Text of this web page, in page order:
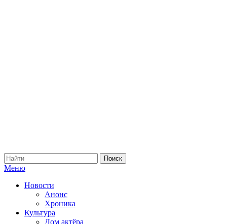
Меню
Новости
Анонс
Хроника
Культура
Дом актёра